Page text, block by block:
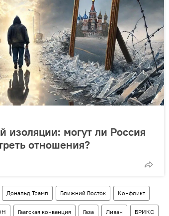
изоляции: могут ли Россия
отношения?
Дональд Трамп Ближний Восток Конфликт
Гаагская конвенция Газа Ливан БРИКС